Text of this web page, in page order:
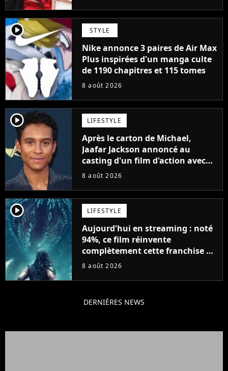
player2 STYLE
Nike annonce 3 paires de Air Max
Plus inspirées d'un manga culte
de 1190 chapitres et 115 tomes
8 août 2026
player2 LIFESTYLE
Après le carton de Michael,
Jaafar Jackson annoncé au
casting d'un film d'action avec
Will Smith
8 août 2026
player2 LIFESTYLE
Aujourd'hui en streaming : noté
94%, ce film réinvente
complètement cette franchise de
science-fiction vieille de 40 ans
8 août 2026
DERNIÈRES NEWS